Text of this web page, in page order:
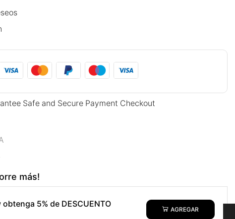
Safe and Secure Payment Checkout
más!
5% de DESCUENTO
AGREGAR